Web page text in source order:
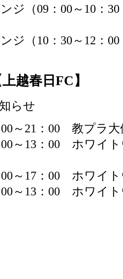
ジ（09：00～10：
ジ（10：30～12：
越春日FC】
らせ
～21：00 教プラ大
～13：00 ホワイ
～17：00 ホワイ
～13：00 ホワイ